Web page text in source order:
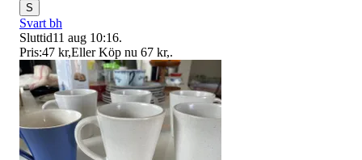
S
Svart bh
Sluttid11 aug 10:16.
Pris:47 kr,Eller Köp nu 67 kr,.